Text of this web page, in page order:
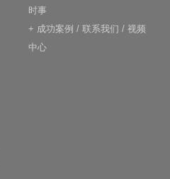
时事
+ 成功案例 / 联系我们 / 视频
中心